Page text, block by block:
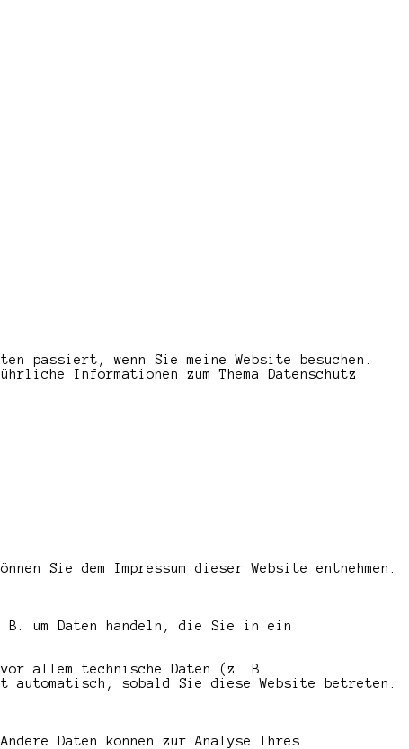
passiert, wenn Sie meine Website besuchen.
Informationen zum Thema Datenschutz
Sie dem Impressum dieser Website entnehmen.
um Daten handeln, die Sie in ein
vor allem technische Daten (z. B.
sobald Sie diese Website betreten.
Daten können zur Analyse Ihres